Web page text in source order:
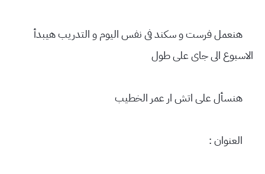
هنعمل فرست و سكند فى نفس اليوم و التدريب هيبدأ
الاسبوع الى جاى على طول
هنسأل على اتش ار عمر الخطيب
العنوان :